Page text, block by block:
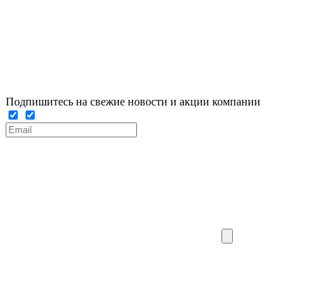
Подпишитесь на свежие новости и акции компании